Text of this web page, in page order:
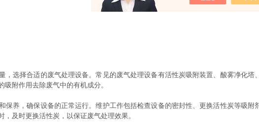
选择合适的废气处理设备。常见的废气处理设备有活性炭吸附装置、酸雾净化塔
附作用去除废气中的有机成分。
养，确保设备的正常运行。维护工作包括检查设备的密封性、更换活性炭等吸附
及时更换活性炭，以保证废气处理效果。